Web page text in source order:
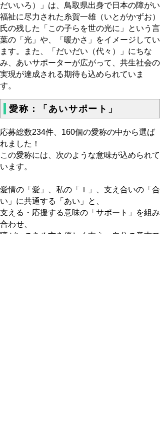
だいいろ）」は、鳥取県出身で日本の障がい
福祉に尽力された糸賀一雄（いとがかずお）
氏の残した「この子らを世の光に」という言
葉の「光」や、「暖かさ」をイメージしてい
ます。また、「だいだい（代々）」にちな
み、あいサポーターが広がって、共生社会の
実現が達成される期待も込められていま
す。
愛称：「あいサポート」
応募総数234件、160個の愛称の中から選ば
れました！
この愛称には、次のような意味が込められて
います。
愛情の「愛」、私の「Ｉ」、支え合いの「合
い」に共通する「あい」と、
支える・応援する意味の「サポート」を組み
合わせ、
障がいのある方を優しく支え、自分の意志で